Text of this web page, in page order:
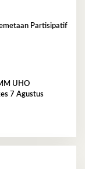
Partisipatif
UHO
7 Agustus